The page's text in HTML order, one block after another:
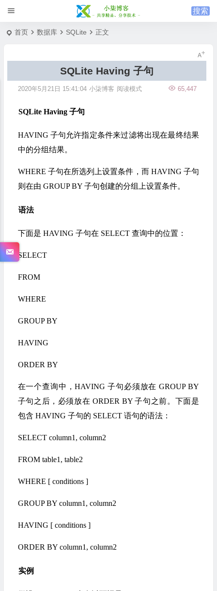
首页 数据库 SQLite 正文
SQLite Having 子句
2020年5月21日 15:41:04 小柒博客 65,447
阅读模式
SQLite Having 子句
HAVING 子句允许指定条件来过滤将出现在最终结果
中的分组结果。
WHERE 子句在所选列上设置条件，而 HAVING 子句
则在由 GROUP BY 子句创建的分组上设置条件。
语法
下面是 HAVING 子句在 SELECT 查询中的位置：
SELECT
FROM
WHERE
GROUP BY
HAVING
ORDER BY
在一个查询中，HAVING 子句必须放在 GROUP BY
子句之后，必须放在 ORDER BY 子句之前。下面是
包含 HAVING 子句的 SELECT 语句的语法：
SELECT column1, column2
FROM table1, table2
WHERE [ conditions ]
GROUP BY column1, column2
HAVING [ conditions ]
ORDER BY column1, column2
实例